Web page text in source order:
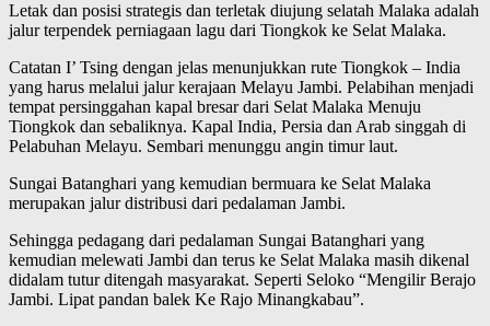
Letak dan posisi strategis dan terletak diujung selatah Malaka adalah
jalur terpendek perniagaan lagu dari Tiongkok ke Selat Malaka.
Catatan I’ Tsing dengan jelas menunjukkan rute Tiongkok – India
yang harus melalui jalur kerajaan Melayu Jambi. Pelabihan menjadi
tempat persinggahan kapal bresar dari Selat Malaka Menuju
Tiongkok dan sebaliknya. Kapal India, Persia dan Arab singgah di
Pelabuhan Melayu. Sembari menunggu angin timur laut.
Sungai Batanghari yang kemudian bermuara ke Selat Malaka
merupakan jalur distribusi dari pedalaman Jambi.
Sehingga pedagang dari pedalaman Sungai Batanghari yang
kemudian melewati Jambi dan terus ke Selat Malaka masih dikenal
didalam tutur ditengah masyarakat. Seperti Seloko “Mengilir Berajo
Jambi. Lipat pandan balek Ke Rajo Minangkabau”.